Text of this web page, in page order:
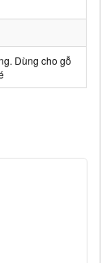
Dùng cho gỗ